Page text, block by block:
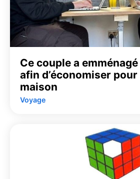
Ce couple a
afin d’économiser
maison
Voyage